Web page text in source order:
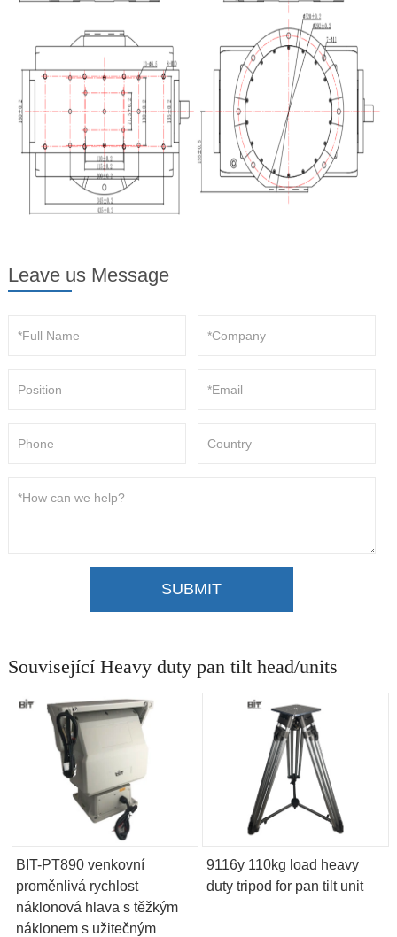
Leave us Message
SUBMIT
Související Heavy duty pan tilt head/units
BIT-PT890 venkovní
proměnlivá rychlost
náklonová hlava s těžkým
náklonem s užitečným
9116y 110kg load heavy
duty tripod for pan tilt unit